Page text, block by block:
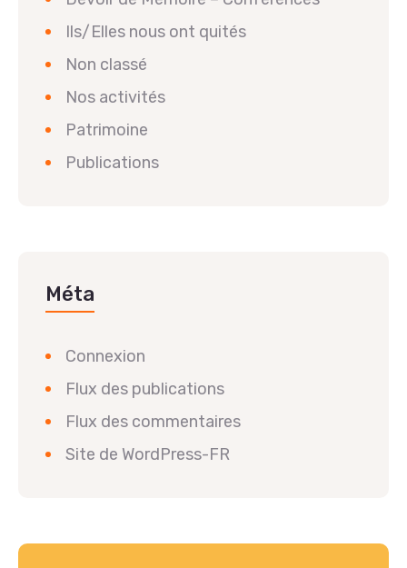
Ils/Elles nous ont quités
Non classé
Nos activités
Patrimoine
Publications
Méta
Connexion
Flux des publications
Flux des commentaires
Site de WordPress-FR